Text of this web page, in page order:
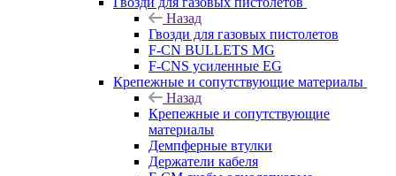
Назад
Гвозди для газовых пистолетов
F-CN BULLETS MG
F-CNS усиленные EG
Крепежные и сопутствующие материалы
Назад
Крепежные и сопутствующие
материалы
Демпферные втулки
Держатели кабеля